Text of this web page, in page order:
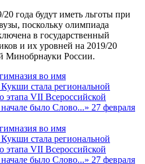
года будут иметь льготы при
поскольку олимпиада
в государственный
и их уровней на 2019/20
Минобрнауки России.